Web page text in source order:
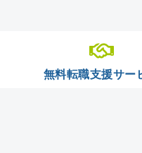
無料転職支援サー